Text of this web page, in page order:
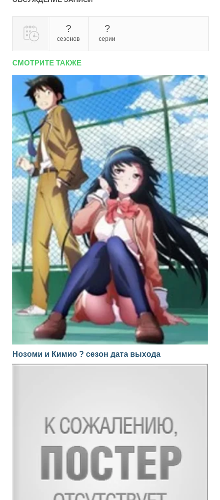
?
сезонов
?
серии
СМОТРИТЕ ТАКЖЕ
Нозоми и Кимио ? сезон дата выхода